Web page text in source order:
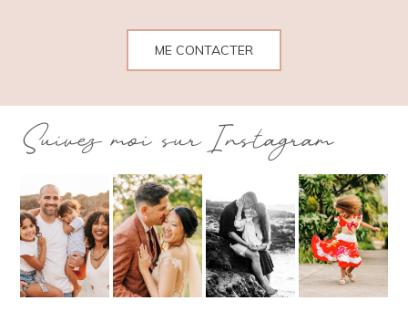
ME CONTACTER
Suivez moi sur Instagram